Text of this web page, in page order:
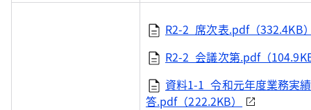
R2-2_席次表.pdf（332.4KB
R2-2_会議次第.pdf（
資料1-1_令和元年度業務実
答.pdf（222.2KB）